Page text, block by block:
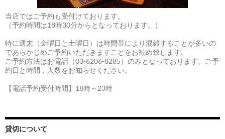
当店ではご予約も受付けております。
（予約時間は18時30分からとなっております。）
特に週末（金曜日と土曜日）は時間帯により混雑することが多いの
であらかじめご予約いただきますことをお勧め致します。
ご予約方法はお電話（03-6206-8285）のみとなっております。ご予
約日と時間，人数をお知らせください。
【電話予約受付時間】18時～23時
貸切について